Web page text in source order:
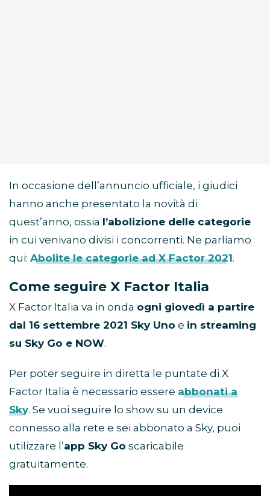
In occasione dell’annuncio ufficiale, i giudici
hanno anche presentato la novità di
quest’anno, ossia l’abolizione delle categorie
in cui venivano divisi i concorrenti. Ne parliamo
qui: Abolite le categorie ad X Factor 2021.
Come seguire X Factor Italia
X Factor Italia va in onda ogni giovedì a partire
dal 16 settembre 2021 Sky Uno e in streaming
su Sky Go e NOW.
Per poter seguire in diretta le puntate di X
Factor Italia è necessario essere abbonati a
Sky. Se vuoi seguire lo show su un device
connesso alla rete e sei abbonato a Sky, puoi
utilizzare l’app Sky Go scaricabile
gratuitamente.